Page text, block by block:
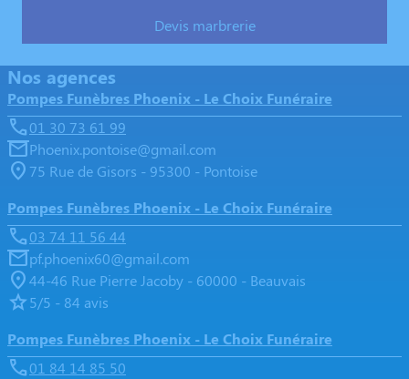
Devis marbrerie
Nos agences
Pompes Funèbres Phoenix - Le Choix Funéraire
01 30 73 61 99
Phoenix.pontoise@gmail.com
75 Rue de Gisors - 95300 - Pontoise
Pompes Funèbres Phoenix - Le Choix Funéraire
03 74 11 56 44
pf.phoenix60@gmail.com
44-46 Rue Pierre Jacoby - 60000 - Beauvais
5/5 - 84 avis
Pompes Funèbres Phoenix - Le Choix Funéraire
01 84 14 85 50